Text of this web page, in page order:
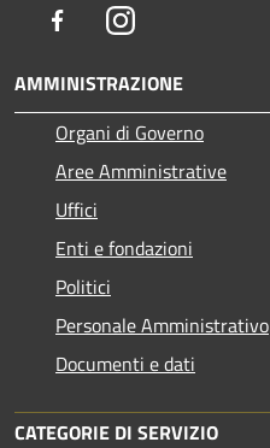
FacebookInstagram
AMMINISTRAZIONE
Organi di Governo
Aree Amministrative
Uffici
Enti e fondazioni
Politici
Personale Amministrativo
Documenti e dati
CATEGORIE DI SERVIZIO